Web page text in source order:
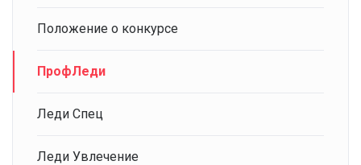
Положение о конкурсе
ПрофЛеди
Леди Спец
Леди Увлечение